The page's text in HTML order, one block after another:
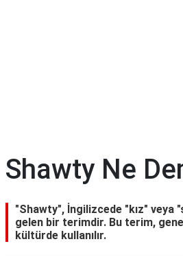
Shawty Ne
"Shawty", İngilizcede "kız" veya
gelen bir terimdir. Bu terim,
kültürde kullanılır.